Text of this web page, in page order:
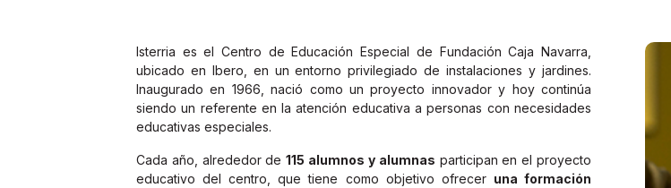
Isterria es el Centro de Educación Especial de Fundación Caja Navarra,
ubicado en Ibero, en un entorno privilegiado de instalaciones y jardines.
Inaugurado en 1966, nació como un proyecto innovador y hoy continúa
siendo un referente en la atención educativa a personas con necesidades
educativas especiales.
Cada año, alrededor de115 alumnos y alumnas participan en el proyecto
educativo del centro, que tiene como objetivo ofrecer una formación